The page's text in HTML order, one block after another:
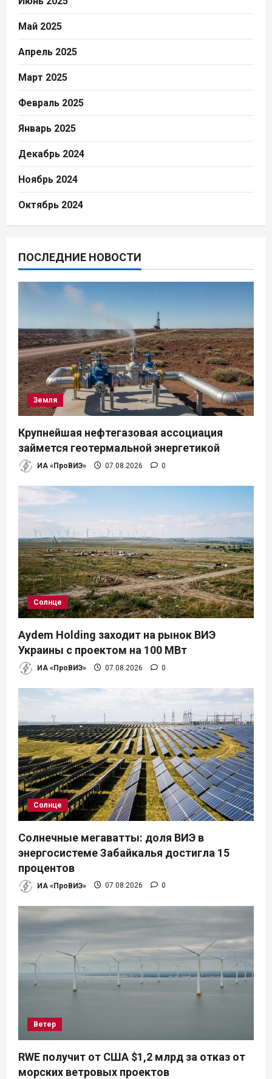
Май 2025
Апрель 2025
Март 2025
Февраль 2025
Январь 2025
Декабрь 2024
Ноябрь 2024
Октябрь 2024
ПОСЛЕДНИЕ НОВОСТИ
Земля
Крупнейшая нефтегазовая ассоциация
займется геотермальной энергетикой
ИА «ПроВИЭ» 07.08.2026 0
Солнце
Aydem Holding заходит на рынок ВИЭ
Украины с проектом на 100 МВт
ИА «ПроВИЭ» 07.08.2026 0
Солнце
Солнечные мегаватты: доля ВИЭ в
энергосистеме Забайкалья достигла 15
процентов
ИА «ПроВИЭ» 07.08.2026 0
Ветер
RWE получит от США $1,2 млрд за отказ от
морских ветровых проектов